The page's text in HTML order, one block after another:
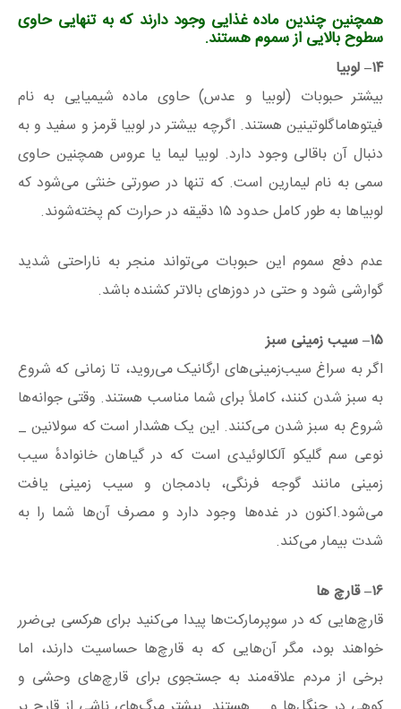
همچنین چندین ماده غذایی وجود دارند که به تنهایی حاوی
سطوح بالایی از سموم هستند.
۱۴– لوبیا
بیشتر حبوبات (لوبیا و عدس) حاوی ماده شیمیایی به نام
فیتوهاماگلوتینین هستند. اگرچه بیشتر در لوبیا قرمز و سفید و به
دنبال آن باقالی وجود دارد. لوبیا لیما یا عروس همچنین حاوی
سمی به نام لیمارین است. که تنها در صورتی خنثی می‌شود که
لوبیاها به طور کامل حدود ۱۵ دقیقه در حرارت کم پخته‌شوند.
عدم دفع سموم این حبوبات می‌تواند منجر به ناراحتی شدید
گوارشی شود و حتی در دوزهای بالاتر کشنده باشد.
۱۵– سیب زمینی سبز
اگر به سراغ سیب‌زمینی‌های ارگانیک می‌روید، تا زمانی که شروع
به سبز شدن کنند، کاملاً برای شما مناسب هستند. وقتی جوانه‌ها
شروع به سبز شدن می‌کنند. این یک هشدار است که سولانین _
نوعی سم گلیکو آلکالوئیدی است که در گیاهان خانوادهٔ سیب
زمینی مانند گوجه فرنگی، بادمجان و سیب زمینی یافت
می‌شود.اکنون در غده‌ها وجود دارد و مصرف آن‌ها شما را به
شدت بیمار می‌کند.
۱۶– قارچ ها
قارچ‌هایی که در سوپرمارکت‌ها پیدا می‌کنید برای هرکسی بی‌ضرر
خواهند بود، مگر آن‌هایی که به قارچ‌ها حساسیت دارند، اما
برخی از مردم علاقه‌مند به جستجوی برای قارچ‌های وحشی و